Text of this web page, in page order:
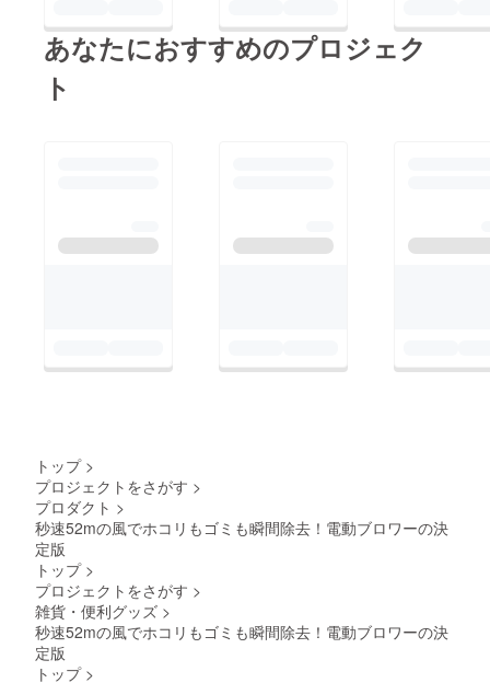
あなたにおすすめのプロジェク
ト
トップ >
プロジェクトをさがす >
プロダクト >
秒速52mの風でホコリもゴミも瞬間除去！電動ブロワーの決
定版
トップ >
プロジェクトをさがす >
雑貨・便利グッズ >
秒速52mの風でホコリもゴミも瞬間除去！電動ブロワーの決
定版
トップ >